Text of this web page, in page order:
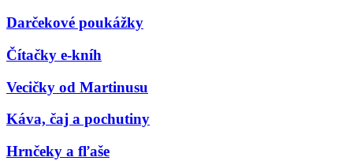
Darčekové poukážky
Čítačky e-kníh
Vecičky od Martinusu
Káva, čaj a pochutiny
Hrnčeky a fľaše